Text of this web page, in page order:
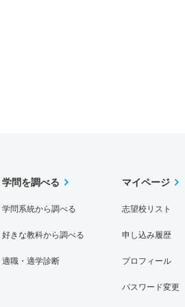
学問を調べる
学問系統から調べる
好きな教科から調べる
適職・適学診断
マイページ
志望校リスト
申し込み履歴
プロフィール
パスワード変更